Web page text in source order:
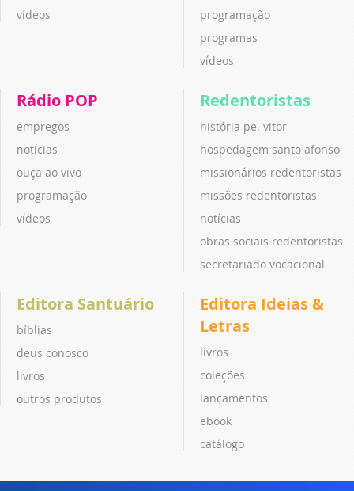
vídeos
programação
programas
vídeos
Rádio POP
empregos
notícias
ouça ao vivo
programação
vídeos
Redentoristas
história pe. vitor
hospedagem santo afonso
missionários redentoristas
missões redentoristas
notícias
obras sociais redentoristas
secretariado vocacional
Editora Santuário
bíblias
deus conosco
livros
outros produtos
Editora Ideias &
Letras
livros
coleções
lançamentos
ebook
catálogo